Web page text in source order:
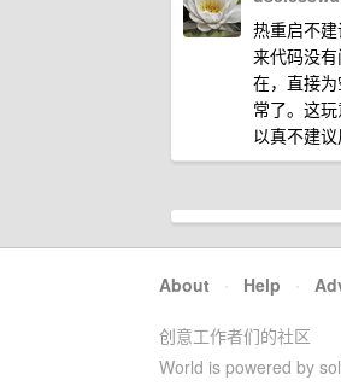
热重启不
来代码没
在，直接
常了。这
以真不建
About · Help ·
创意工作者们的社区
World is powered by